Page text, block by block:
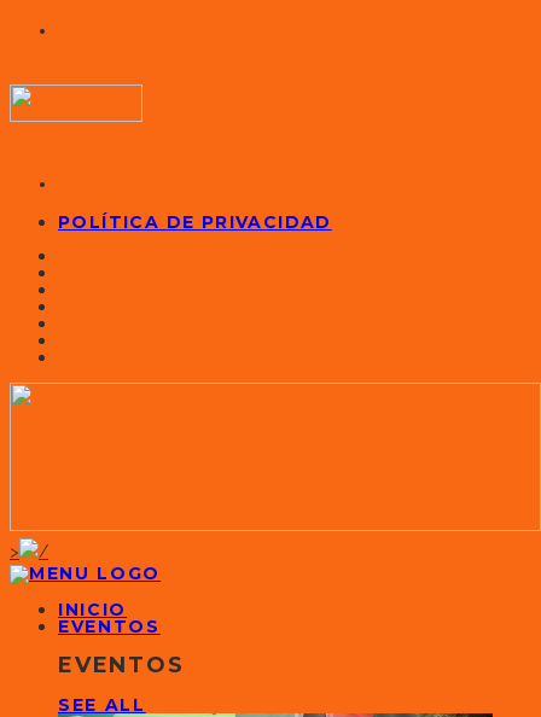
POLÍTICA DE PRIVACIDAD
>
INICIO
EVENTOS
EVENTOS
SEE ALL